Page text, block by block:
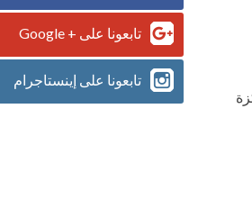
تابعونا على + Google
تابعونا على إينستاجرام